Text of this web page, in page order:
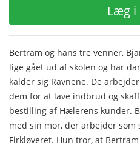
Læg i
Bertram og hans tre venner,
lige gået ud af skolen og har
kalder sig Ravnene. De
dem for at lave indbrud og
bestilling af Hælerens kunder.
med sin mor, der arbejder
Firkløveret. Hun tror, at